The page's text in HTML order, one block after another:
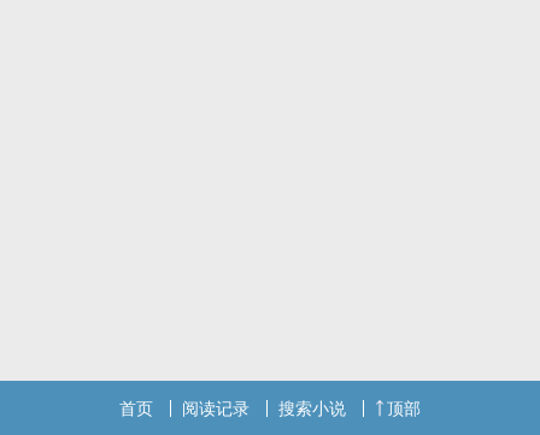
首页 阅读记录 搜索小说 顶部